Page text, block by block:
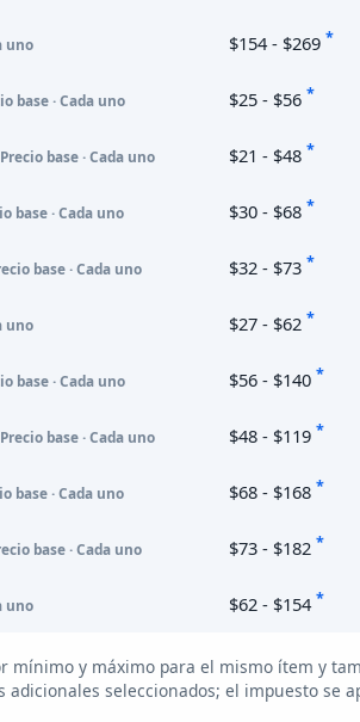
uno $154 - $269*
base · Cada uno $25 - $56*
Precio base · Cada uno $21 - $48*
base · Cada uno $30 - $68*
base · Cada uno $32 - $73*
uno $27 - $62*
base · Cada uno $56 - $140*
Precio base · Cada uno $48 - $119*
base · Cada uno $68 - $168*
base · Cada uno $73 - $182*
uno $62 - $154*
y máximo para el mismo ítem y
seleccionados; el impuesto se